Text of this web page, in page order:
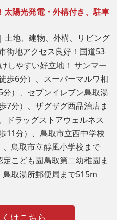
太陽光発電・外構付き、駐車
土地、建物、外構、リビング
街地アクセス良好！国道53
しやすい好立地！ サンマー
歩6分）、スーパーマルワ相
）、セブンイレブン鳥取湯
7分）、ザグザグ西品治店ま
ドラッグストアウェルネス
11分）、鳥取市立西中学校
鳥取市立醇風小学校まで
こども園鳥取第二幼稚園ま
取湯所郵便局まで515m
はこちら
さい
と思われた 1 番の決め手の媒体は
。